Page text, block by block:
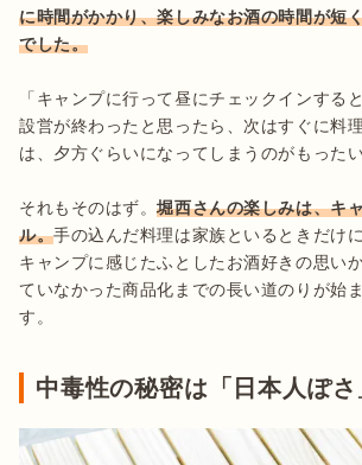
に時間がかかり、楽しみなお酒の時間が短
「キャンプに行って昼にチェックインする
設営が終わったと思ったら、次はすぐに料
は、夕方ぐらいになってしまうのがもった
それもそのはず。堀西さんの楽しみは、キ
ル。手の込んだ料理は家族といるときだけ
キャンプに感じたふとしたお酒好きの思い
ていなかった商品化までの長い道のりが始
す。
中毒性の秘密は「日本人ぽさ